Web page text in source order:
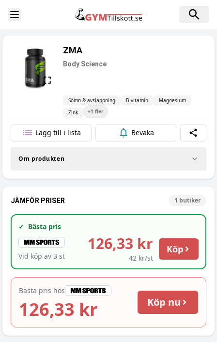
Toggle Sidebar
ZMA
Body Science
Sömn & avslappning B-vitamin
Magnesium
Zink
+1 fler
Lägg till i lista Bevaka Dela
Om produkten
JÄMFÖR PRISER 1 butiker
✓ Bästa pris
Vid köp av 3 st
126,33 kr
42 kr/st
Köp
Bästa pris hos
126,33 kr Köp nu